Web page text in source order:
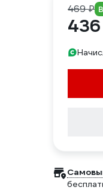
469 ₽